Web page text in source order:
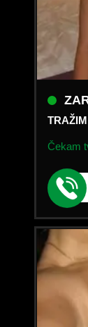
Čekam